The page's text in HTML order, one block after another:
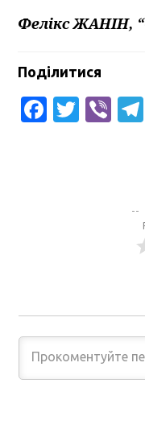
Фелікс ЖАНІН,
Поділитися